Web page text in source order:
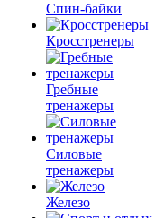
Спин-байки
Кросстренеры
Гребные
тренажеры
Силовые
тренажеры
Железо